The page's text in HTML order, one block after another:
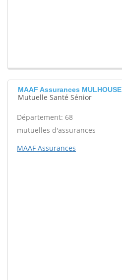
MAAF Assurances MULHOUSE
Mutuelle Santé Sénior
Département: 68
mutuelles d'assurances
MAAF Assurances